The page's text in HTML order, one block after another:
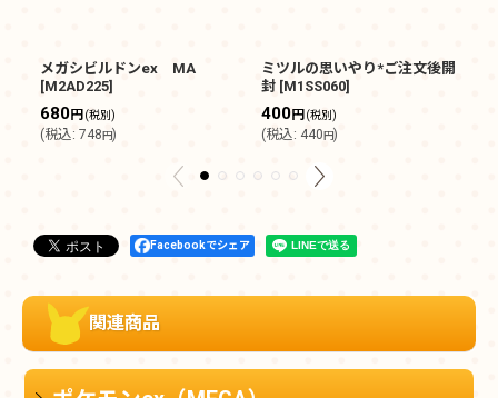
メガシビルドンex MA
[M2AD225]
680円(税別)
(税込: 748円)
ミツルの思いやり*ご注文後開
封 [M1SS060]
400円(税別)
(税込: 440円)
Facebookでシェア
関連商品